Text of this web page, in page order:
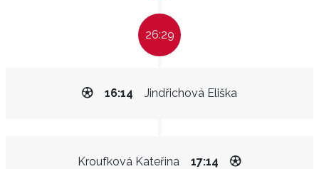
26:29
Jindřichová Eliška
16:14
Kroufková Kateřina 17:14